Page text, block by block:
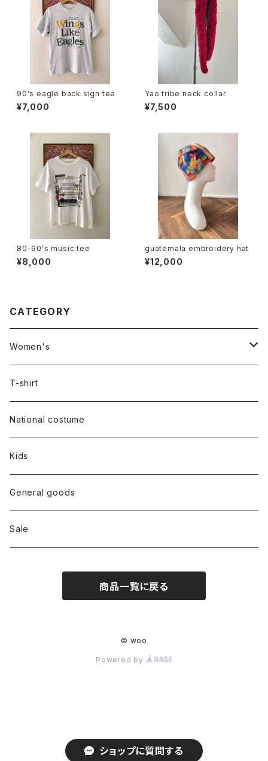
ショップに質問する
90's eagle back sign tee
¥7,000
Yao tribe neck collar
¥7,500
80-90's music tee
¥8,000
guatemala embroidery hat
¥12,000
CATEGORY
Women's
Outer
Dress
Tops
Bottoms
Shoes
T-shirt
National costume
Kids
General goods
Sale
商品一覧に戻る
© woo
Powered by